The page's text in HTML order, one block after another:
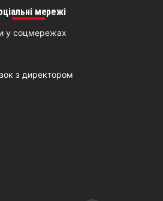
мережі
у соцмережах
з директором